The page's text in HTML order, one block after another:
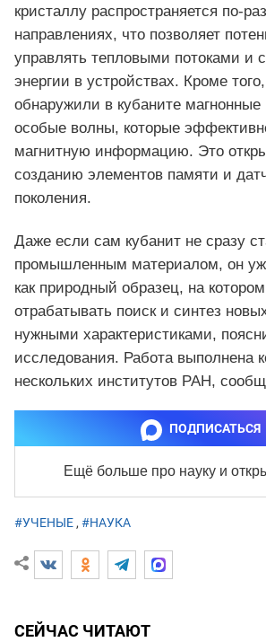
кристаллу распространяется по-
направлениях, что позволяет
управлять тепловыми потоками и
энергии в устройствах. Кроме
обнаружили в кубаните
особые волны, которые
магнитную информацию. Это
созданию элементов памяти и
поколения.
Даже если сам кубанит не сразу
промышленным материалом, он
как природный образец, на
отрабатывать поиск и синтез
нужными характеристиками,
исследования. Работа выполнена
нескольких институтов РАН,
ПОДПИСАТЬСЯ
Ещё больше про науку и
#УЧЕНЫЕ, #НАУКА
СЕЙЧАС ЧИТАЮТ